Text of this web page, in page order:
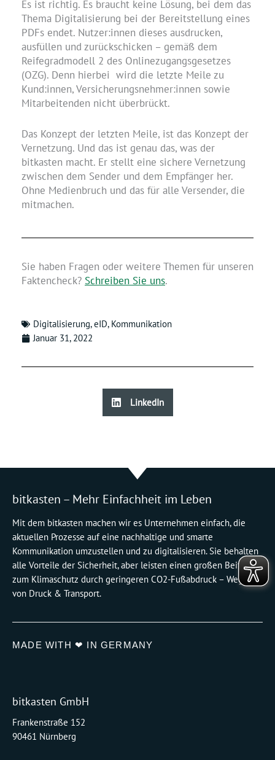
Es ist richtig. Es braucht keine Lösung, bei dem das
Thema Digitalisierung bei der Bereitstellung eines
PDFs endet. Nutzer:innen dieses ausdrucken,
ausfüllen und zurückschicken – gemäß dem
Reifegradmodell 2 des Onlinezugangsgesetzes
(OZG). Denn hierbei wird die letzte Meile zu
Kund:innen, Versicherungsnehmer:innen sowie
Mitarbeitenden nicht überbrückt.
Das Konzept der letzten Meile, ist das Konzept der
Vernetzung. Und das ist genau das, was der
bitkasten macht. Er stellt eine sichere Vernetzung
zwischen dem Sender und dem Empfänger her.
Ohne Medienbruch und das für alle Versender, die
mitmachen.
Sie haben Fragen oder weitere Themen für unseren
Faktencheck? Schreiben Sie uns.
Digitalisierung,eID, Kommunikation
Januar 31, 2022
LinkedIn
bitkasten – Mehr Einfachheit im Leben
Mit dem bitkasten machen wir es Unternehmen einfach, die
aktuellen Prozesse auf eine nachhaltige und smarte
Kommunikation umzustellen und zu digitalisieren. Sie behalten
alle Vorteile der Sicherheit, aber leisten einen großen Beitrag
zum Klimaschutz durch geringeren CO2-Fußabdruck – Wegfall
von Druck & Transport.
MADE WITH ❤ IN GERMANY
bitkasten GmbH
Frankenstraße 152
90461 Nürnberg